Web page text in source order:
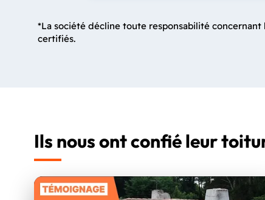
*La société décline toute responsabilité
certifiés.
Ils nous ont confié leur